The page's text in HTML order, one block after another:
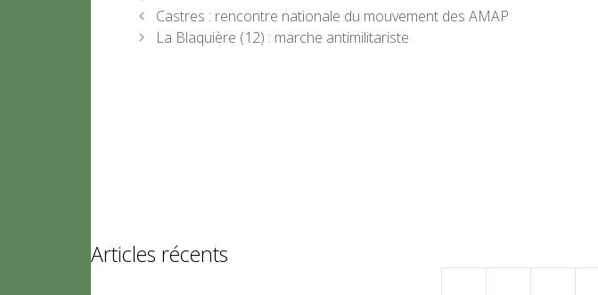
Castres : rencontre nationale du mouvement des AMAP
La Blaquière (12) : marche antimilitariste
Articles récents